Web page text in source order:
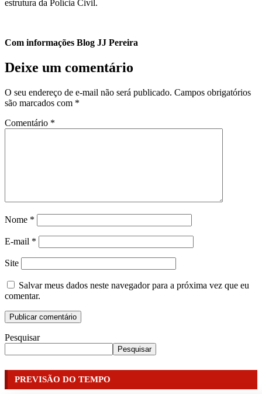
estrutura da Polícia Civil.
Com informações Blog JJ Pereira
Deixe um comentário
O seu endereço de e-mail não será publicado. Campos obrigatórios
são marcados com *
Comentário *
Nome *
E-mail *
Site
Salvar meus dados neste navegador para a próxima vez que eu
comentar.
Pesquisar
Pesquisar
PREVISÃO DO TEMPO